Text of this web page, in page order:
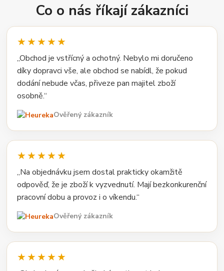
Co o nás říkají zákazníci
★★★★★
„Obchod je vstřícný a ochotný. Nebylo mi doručeno
díky dopravci vše, ale obchod se nabídl, že pokud
dodání nebude včas, přiveze pan majitel zboží
osobně.“
Ověřený zákazník
★★★★★
„Na objednávku jsem dostal prakticky okamžitě
odpověď, že je zboží k vyzvednutí. Mají bezkonkurenční
pracovní dobu a provoz i o víkendu.“
Ověřený zákazník
★★★★★